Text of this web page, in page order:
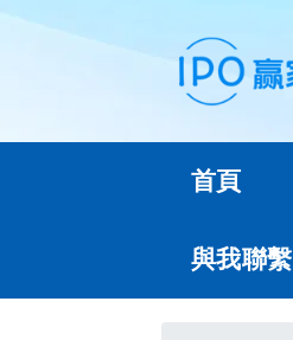
首頁
與我聯繫